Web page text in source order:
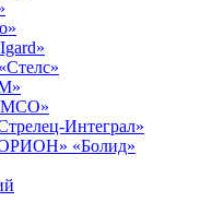
Интеграл»
«Болид»